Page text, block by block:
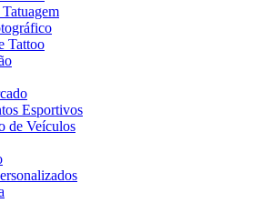
Tattoo
Esportivos
de Veículos